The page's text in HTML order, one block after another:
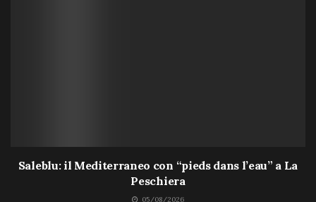
Saleblu: il Mediterraneo con “pieds dans l’eau” a La
Peschiera
05/08/2026